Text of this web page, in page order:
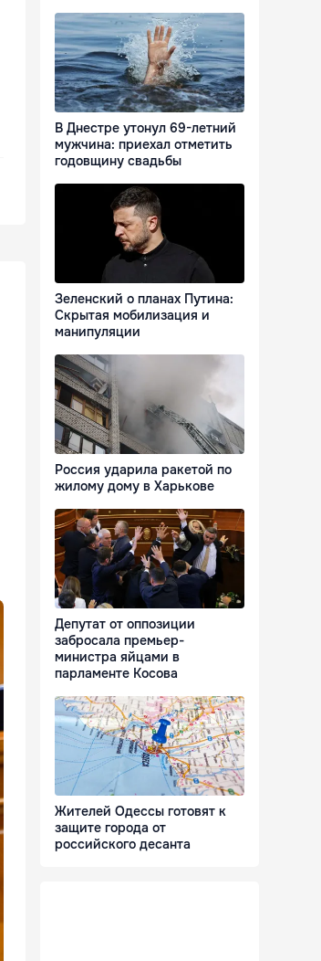
В Днестре утонул 69-летний
мужчина: приехал отметить
годовщину свадьбы
Зеленский о планах Путина:
Скрытая мобилизация и
манипуляции
Россия ударила ракетой по
жилому дому в Харькове
Депутат от оппозиции
забросала премьер-
министра яйцами в
парламенте Косова
Жителей Одессы готовят к
защите города от
российского десанта